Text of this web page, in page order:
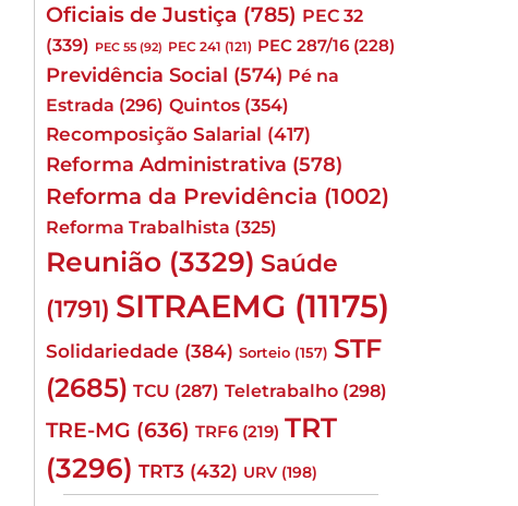
Oficiais de Justiça (785) PEC 32
(339) PEC 55 (92) PEC 241 (121) PEC 287/16 (228)
Previdência Social (574) Pé na
Estrada (296) Quintos (354)
Recomposição Salarial (417)
Reforma Administrativa (578)
Reforma da Previdência (1002)
Reforma Trabalhista (325)
Reunião (3329) Saúde
(1791) SITRAEMG (11175)
Solidariedade (384) Sorteio (157) STF
(2685) TCU (287) Teletrabalho (298)
TRE-MG (636) TRF6 (219) TRT
(3296) TRT3 (432) URV (198)